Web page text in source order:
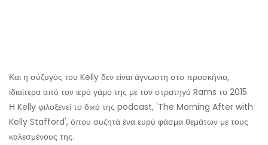
Και η σύζυγός του Kelly δεν είναι άγνωστη στο προσκήνιο,
ιδιαίτερα από τον ιερό γάμο της με τον στρατηγό Rams το 2015.
Η Kelly φιλοξενεί το δικό της podcast, 'The Morning After with
Kelly Stafford', όπου συζητά ένα ευρύ φάσμα θεμάτων με τους
καλεσμένους της.